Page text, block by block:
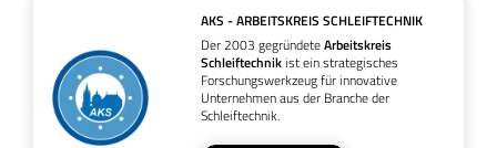
AKS - ARBEITSKREIS SCHLEIFTECHNIK
Der 2003 gegründeteArbeitskreis
Schleiftechnikist ein strategisches
Forschungswerkzeug für innovative
Unternehmen aus der Branche der
Schleiftechnik.